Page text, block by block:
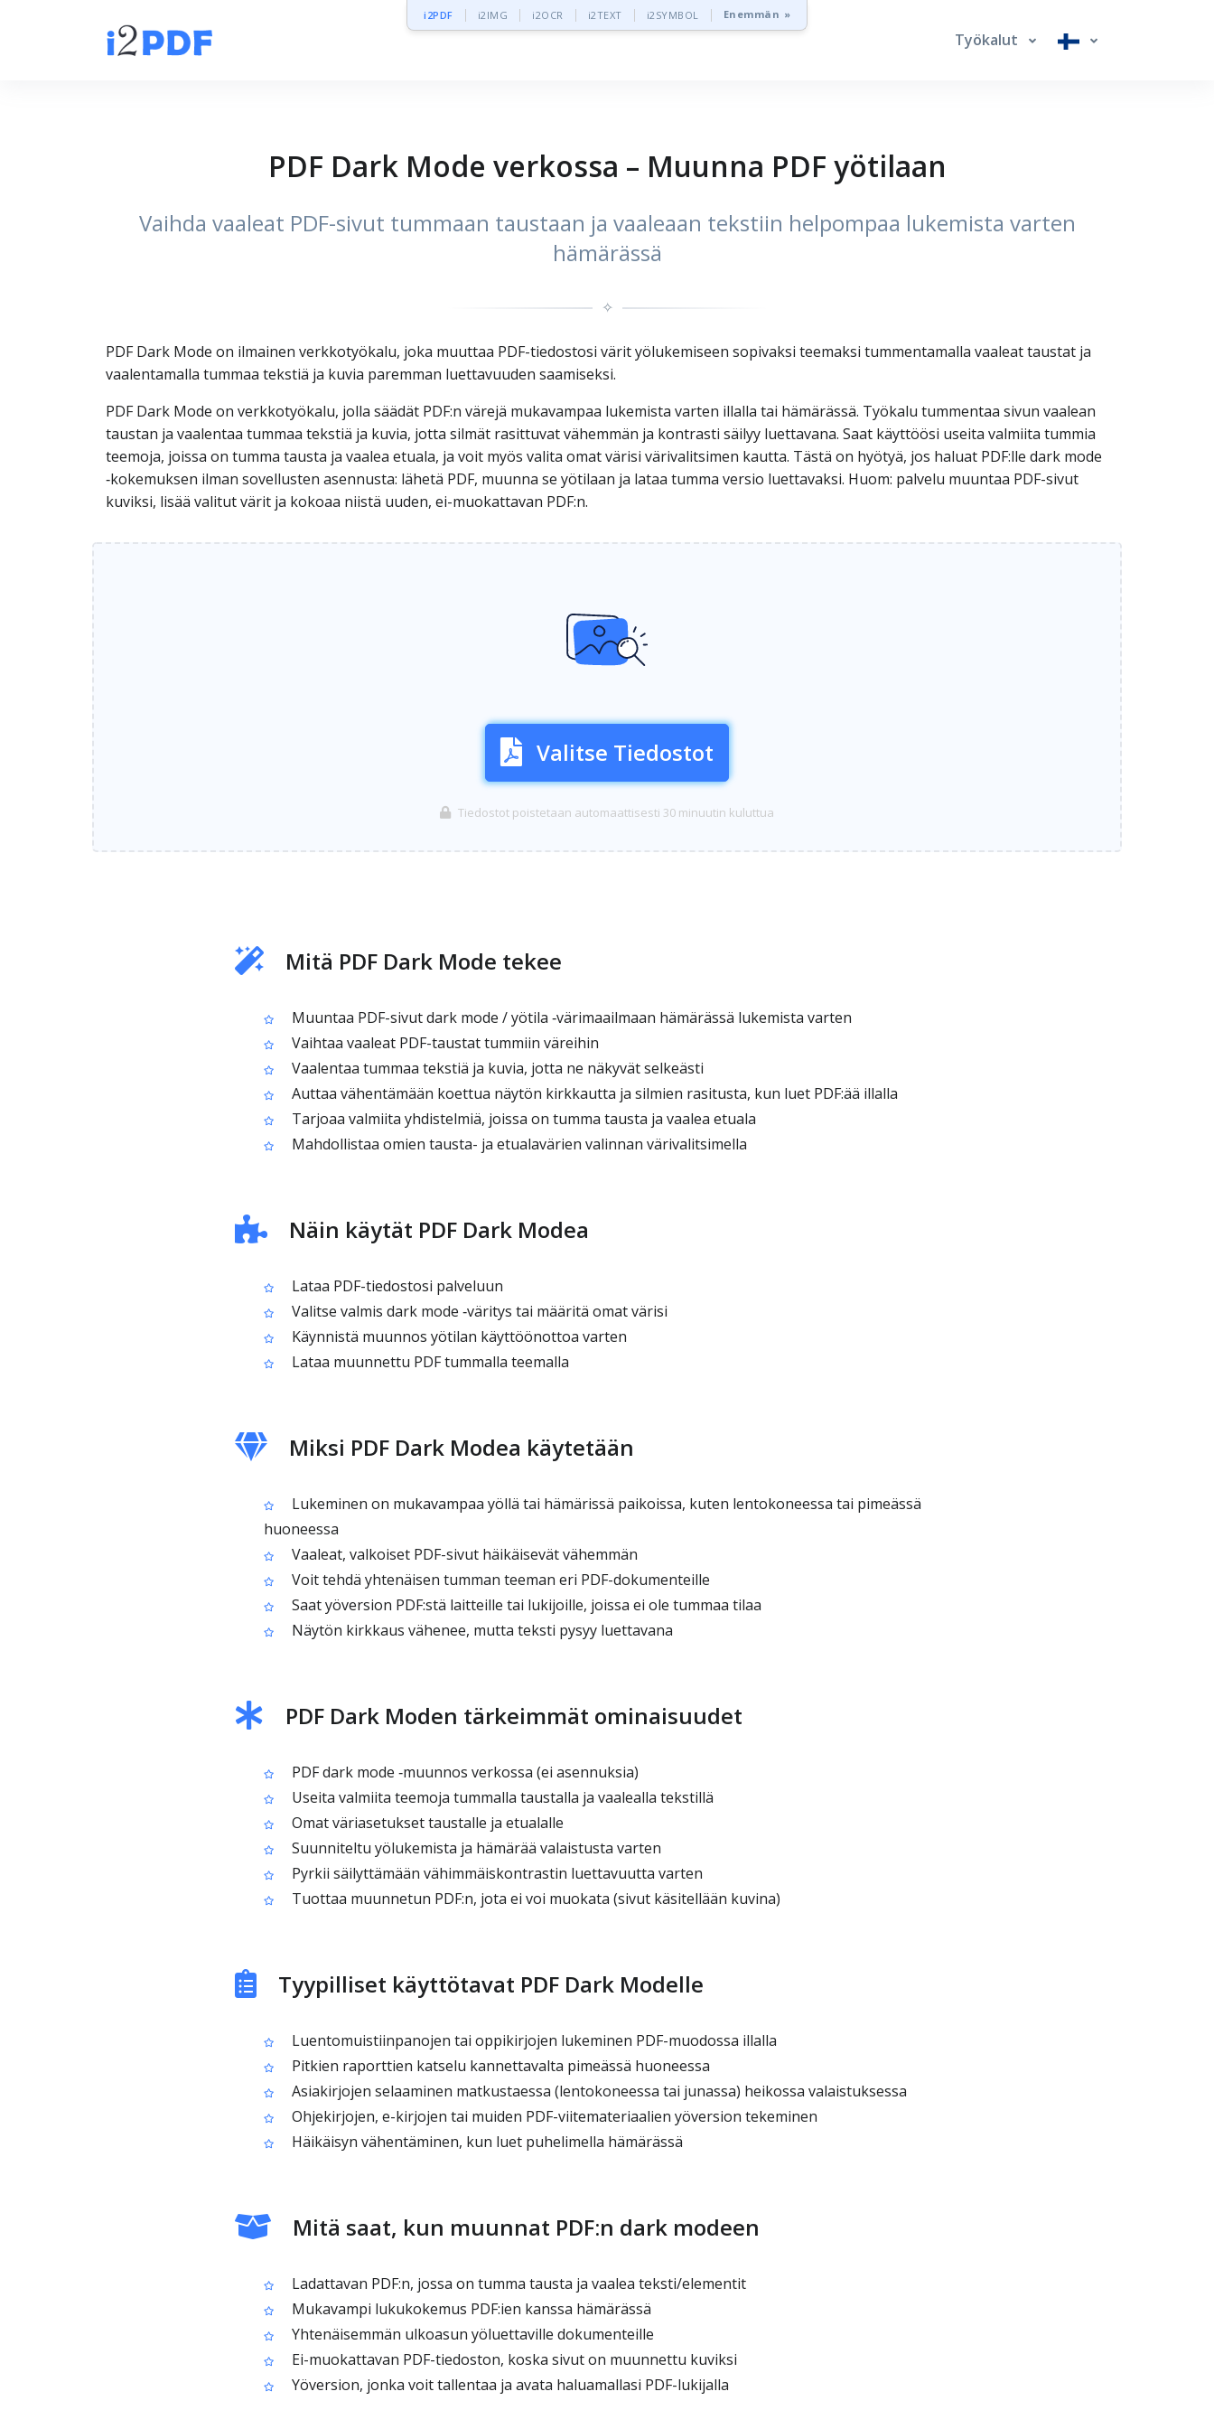
i2PDF i2IMG i2OCR i2TEXT i2SYMBOL Enemmän »
Työkalut
PDF Dark Mode verkossa – Muunna PDF yötilaan
Vaihda vaaleat PDF-sivut tummaan taustaan ja vaaleaan tekstiin helpompaa lukemista varten
hämärässä
✧
PDF Dark Mode on ilmainen verkkotyökalu, joka muuttaa PDF-tiedostosi värit yölukemiseen sopivaksi teemaksi tummentamalla vaaleat taustat ja
vaalentamalla tummaa tekstiä ja kuvia paremman luettavuuden saamiseksi.
PDF Dark Mode on verkkotyökalu, jolla säädät PDF:n värejä mukavampaa lukemista varten illalla tai hämärässä. Työkalu tummentaa sivun vaalean
taustan ja vaalentaa tummaa tekstiä ja kuvia, jotta silmät rasittuvat vähemmän ja kontrasti säilyy luettavana. Saat käyttöösi useita valmiita tummia
teemoja, joissa on tumma tausta ja vaalea etuala, ja voit myös valita omat värisi värivalitsimen kautta. Tästä on hyötyä, jos haluat PDF:lle dark mode
‑kokemuksen ilman sovellusten asennusta: lähetä PDF, muunna se yötilaan ja lataa tumma versio luettavaksi. Huom: palvelu muuntaa PDF-sivut
kuviksi, lisää valitut värit ja kokoaa niistä uuden, ei-muokattavan PDF:n.
Valitse Tiedostot
Tiedostot poistetaan automaattisesti 30 minuutin kuluttua
Mitä PDF Dark Mode tekee
Muuntaa PDF-sivut dark mode / yötila ‑värimaailmaan hämärässä lukemista varten
Vaihtaa vaaleat PDF-taustat tummiin väreihin
Vaalentaa tummaa tekstiä ja kuvia, jotta ne näkyvät selkeästi
Auttaa vähentämään koettua näytön kirkkautta ja silmien rasitusta, kun luet PDF:ää illalla
Tarjoaa valmiita yhdistelmiä, joissa on tumma tausta ja vaalea etuala
Mahdollistaa omien tausta- ja etualavärien valinnan värivalitsimella
Näin käytät PDF Dark Modea
Lataa PDF-tiedostosi palveluun
Valitse valmis dark mode ‑väritys tai määritä omat värisi
Käynnistä muunnos yötilan käyttöönottoa varten
Lataa muunnettu PDF tummalla teemalla
Miksi PDF Dark Modea käytetään
Lukeminen on mukavampaa yöllä tai hämärissä paikoissa, kuten lentokoneessa tai pimeässä
huoneessa
Vaaleat, valkoiset PDF-sivut häikäisevät vähemmän
Voit tehdä yhtenäisen tumman teeman eri PDF-dokumenteille
Saat yöversion PDF:stä laitteille tai lukijoille, joissa ei ole tummaa tilaa
Näytön kirkkaus vähenee, mutta teksti pysyy luettavana
PDF Dark Moden tärkeimmät ominaisuudet
PDF dark mode ‑muunnos verkossa (ei asennuksia)
Useita valmiita teemoja tummalla taustalla ja vaalealla tekstillä
Omat väriasetukset taustalle ja etualalle
Suunniteltu yölukemista ja hämärää valaistusta varten
Pyrkii säilyttämään vähimmäiskontrastin luettavuutta varten
Tuottaa muunnetun PDF:n, jota ei voi muokata (sivut käsitellään kuvina)
Tyypilliset käyttötavat PDF Dark Modelle
Luentomuistiinpanojen tai oppikirjojen lukeminen PDF-muodossa illalla
Pitkien raporttien katselu kannettavalta pimeässä huoneessa
Asiakirjojen selaaminen matkustaessa (lentokoneessa tai junassa) heikossa valaistuksessa
Ohjekirjojen, e-kirjojen tai muiden PDF-viitemateriaalien yöversion tekeminen
Häikäisyn vähentäminen, kun luet puhelimella hämärässä
Mitä saat, kun muunnat PDF:n dark modeen
Ladattavan PDF:n, jossa on tumma tausta ja vaalea teksti/elementit
Mukavampi lukukokemus PDF:ien kanssa hämärässä
Yhtenäisemmän ulkoasun yöluettaville dokumenteille
Ei-muokattavan PDF-tiedoston, koska sivut on muunnettu kuviksi
Yöversion, jonka voit tallentaa ja avata haluamallasi PDF-lukijalla